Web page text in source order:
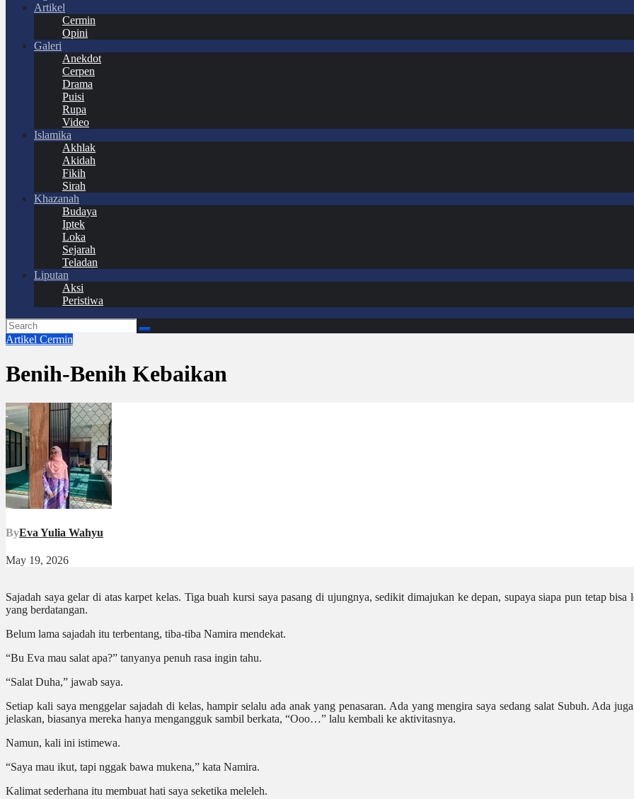
Artikel
Cermin
Opini
Galeri
Anekdot
Cerpen
Drama
Puisi
Rupa
Video
Islamika
Akhlak
Akidah
Fikih
Sirah
Khazanah
Budaya
Iptek
Loka
Sejarah
Teladan
Liputan
Aksi
Peristiwa
Artikel Cermin
Benih-Benih Kebaikan
ByEva Yulia Wahyu
May 19, 2026
Sajadah saya gelar di atas karpet kelas. Tiga buah kursi saya pasang di ujungnya, sedikit dimajukan ke depan, supaya siapa pun tetap
yang berdatangan.
Belum lama sajadah itu terbentang, tiba-tiba Namira mendekat.
“Bu Eva mau salat apa?” tanyanya penuh rasa ingin tahu.
“Salat Duha,” jawab saya.
Setiap kali saya menggelar sajadah di kelas, hampir selalu ada anak yang penasaran. Ada yang mengira saya sedang salat Subuh. Ada
jelaskan, biasanya mereka hanya mengangguk sambil berkata, “Ooo…” lalu kembali ke aktivitasnya.
Namun, kali ini istimewa.
“Saya mau ikut, tapi nggak bawa mukena,” kata Namira.
Kalimat sederhana itu membuat hati saya seketika meleleh.